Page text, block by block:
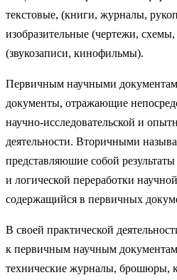
текстовые, (книги, журналы,
изобразительные (чертежи,
(звукозаписи, кинофильмы).
Первичным научными
документы, отражающие
научно-исследовательской и
деятельности. Вторичными
представляюшие собой
и логической переработки
содержащийся в первичных
В своей практической
к первичным научным документам
технические журналы, брошюры,